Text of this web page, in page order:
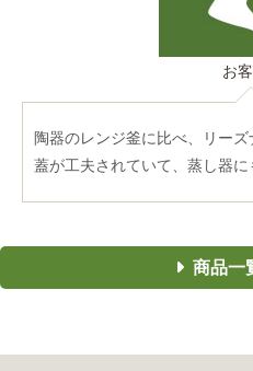
お
陶器のレンジ釜に比べ、リーズ
蓋が工夫されていて、蒸し器に
商品一